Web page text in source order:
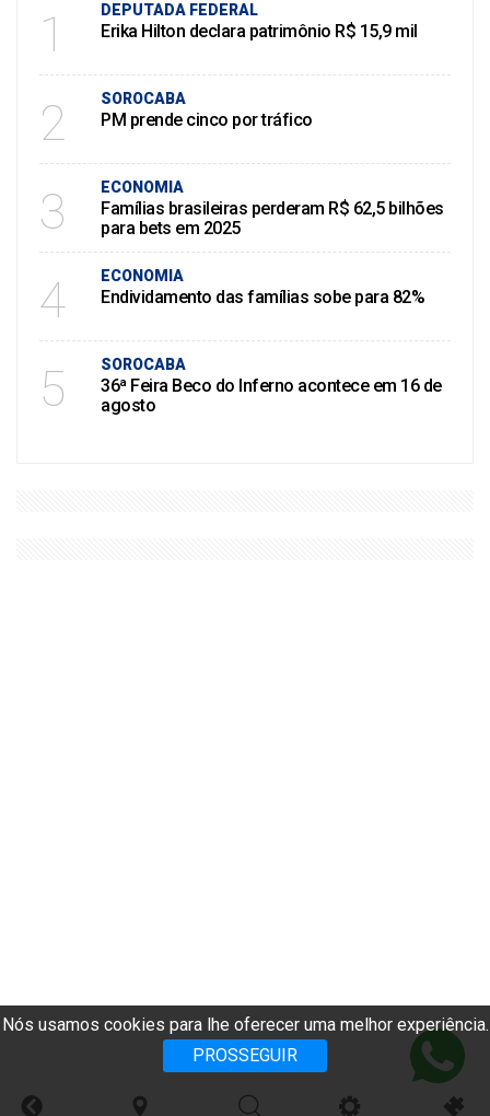
Nós usamos cookies para lhe oferecer uma melhor experiência.
PROSSEGUIR
1 DEPUTADA FEDERAL
Erika Hilton declara patrimônio R$ 15,9 mil
2 SOROCABA
PM prende cinco por tráfico
3 ECONOMIA
Famílias brasileiras perderam R$ 62,5 bilhões
para bets em 2025
4 ECONOMIA
Endividamento das famílias sobe para 82%
5 SOROCABA
36ª Feira Beco do Inferno acontece em 16 de
agosto